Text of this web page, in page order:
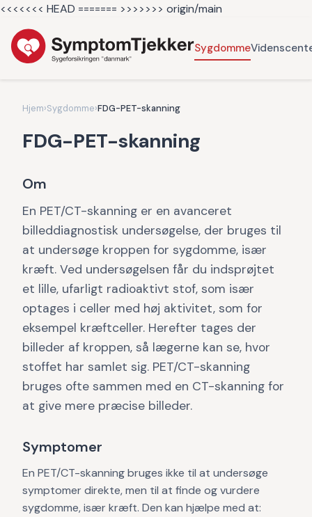
<<<<<<< HEAD ======= >>>>>>> origin/main
Sygdomme
Hjem›Sygdomme›FDG-PET-skanning
FDG-PET-skanning
Om
En PET/CT-skanning er en avanceret
billeddiagnostisk undersøgelse, der bruges til
at undersøge kroppen for sygdomme, især
kræft. Ved undersøgelsen får du indsprøjtet
et lille, ufarligt radioaktivt stof, som især
optages i celler med høj aktivitet, som for
eksempel kræftceller. Herefter tages der
billeder af kroppen, så lægerne kan se, hvor
stoffet har samlet sig. PET/CT-skanning
bruges ofte sammen med en CT-skanning for
at give mere præcise billeder.
Symptomer
En PET/CT-skanning bruges ikke til at undersøge
symptomer direkte, men til at finde og vurdere
sygdomme, især kræft. Den kan hjælpe med at: